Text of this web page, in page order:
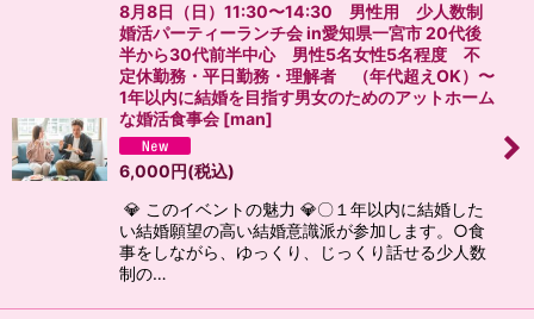
8月8日（日）11:30〜14:30 男性用 少人数制
婚活パーティーランチ会 in愛知県一宮市 20代後
半から30代前半中心 男性5名女性5名程度 不
定休勤務・平日勤務・理解者 （年代超えOK）〜
1年以内に結婚を目指す男女のためのアットホーム
な婚活食事会 [man]
6,000円(税込)
💎 このイベントの魅力 💎〇１年以内に結婚した
い結婚願望の高い結婚意識派が参加します。○食
事をしながら、ゆっくり、じっくり話せる少人数
制の…